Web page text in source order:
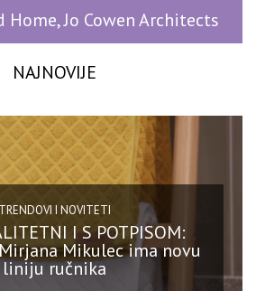
Home, Jo Cowen Architects
NAJNOVIJE
TRENDOVI I NOVITETI
I S POTPISOM:
Mikulec ima novu
liniju ručnika